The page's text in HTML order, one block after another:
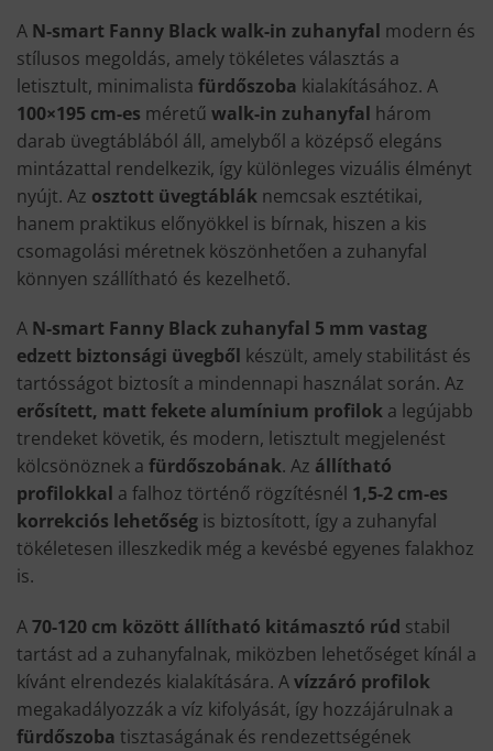
A N-smart Fanny Black walk-in zuhanyfal modern és
stílusos megoldás, amely tökéletes választás a
letisztult, minimalista fürdőszoba kialakításához. A
100×195 cm-es méretű walk-in zuhanyfal három
darab üvegtáblából áll, amelyből a középső elegáns
mintázattal rendelkezik, így különleges vizuális élményt
nyújt. Az osztott üvegtáblák nemcsak esztétikai,
hanem praktikus előnyökkel is bírnak, hiszen a kis
csomagolási méretnek köszönhetően a zuhanyfal
könnyen szállítható és kezelhető.
A N-smart Fanny Black zuhanyfal 5 mm vastag
edzett biztonsági üvegből készült, amely stabilitást és
tartósságot biztosít a mindennapi használat során. Az
erősített, matt fekete alumínium profilok a legújabb
trendeket követik, és modern, letisztult megjelenést
kölcsönöznek a fürdőszobának. Az állítható
profilokkal a falhoz történő rögzítésnél 1,5-2 cm-es
korrekciós lehetőség is biztosított, így a zuhanyfal
tökéletesen illeszkedik még a kevésbé egyenes falakhoz
is.
A70-120 cm között állítható kitámasztó rúd stabil
tartást ad a zuhanyfalnak, miközben lehetőséget kínál a
kívánt elrendezés kialakítására. Avízzáró profilok
megakadályozzák a víz kifolyását, így hozzájárulnak a
fürdőszoba tisztaságának és rendezettségének